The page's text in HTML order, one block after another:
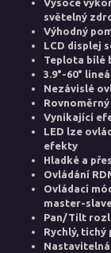
světelný
Výhodný
LCD displej
Teplota bílé
3.9°-60°
Nezávislé
Vynikající
LED lze
efekty
Hladké a
Ovládání
Ovládací
master-
Pan/Tilt
Rychlý,